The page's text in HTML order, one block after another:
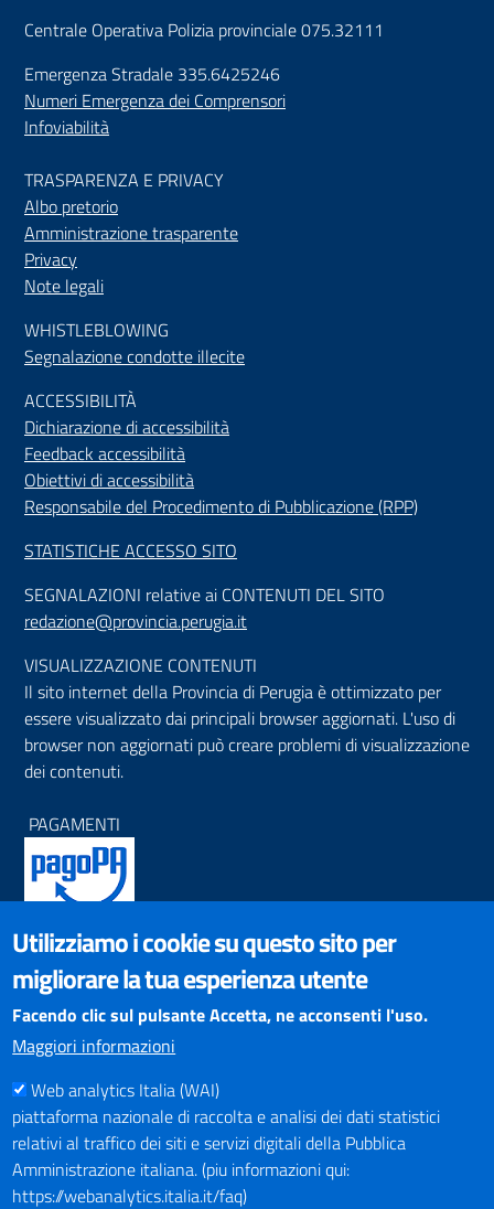
Centrale Operativa Polizia provinciale 075.32111
Emergenza Stradale 335.6425246
Numeri Emergenza dei Comprensori
Infoviabilità
TRASPARENZA E PRIVACY
Albo pretorio
Amministrazione trasparente
Privacy
Note legali
WHISTLEBLOWING
Segnalazione condotte illecite
ACCESSIBILITÀ
Dichiarazione di accessibilità
Feedback accessibilità
Obiettivi di accessibilità
Responsabile del Procedimento di Pubblicazione (RPP)
STATISTICHE ACCESSO SITO
SEGNALAZIONI relative ai CONTENUTI DEL SITO
redazione@provincia.perugia.it
VISUALIZZAZIONE CONTENUTI
Il sito internet della Provincia di Perugia è ottimizzato per
essere visualizzato dai principali browser aggiornati. L'uso di
browser non aggiornati può creare problemi di visualizzazione
dei contenuti.
PAGAMENTI
SOCIAL NETWORKS
Pagina Facebook
Profilo Instagram
Canale YouTube
Utilizziamo i cookie su questo sito per
migliorare la tua esperienza utente
Facendo clic sul pulsante Accetta, ne acconsenti l'uso.
Maggiori informazioni
Web analytics Italia (WAI)
piattaforma nazionale di raccolta e analisi dei dati statistici
relativi al traffico dei siti e servizi digitali della Pubblica
Amministrazione italiana. (piu informazioni qui:
https://webanalytics.italia.it/faq)